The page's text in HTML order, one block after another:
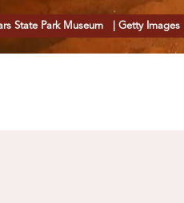
State Park Museum | Getty Images